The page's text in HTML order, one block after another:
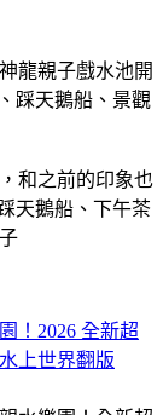
和之前的印象也
天鵝船、下午茶
！2026 全新超
上世界翻版